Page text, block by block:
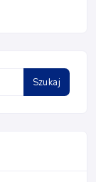
Szukaj